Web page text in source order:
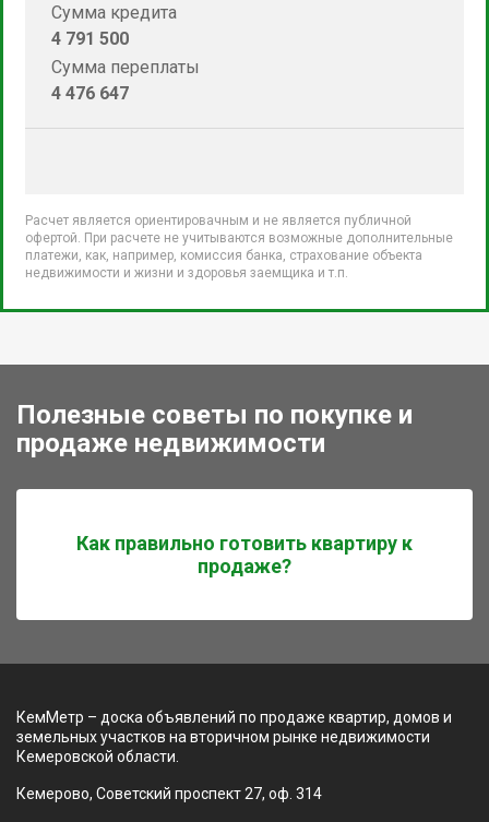
Сумма кредита
4 791 500
Сумма переплаты
4 476 647
Расчет является ориентировачным и не является публичной
офертой. При расчете не учитываются возможные дополнительные
платежи, как, например, комиссия банка, страхование объекта
недвижимости и жизни и здоровья заемщика и т.п.
Полезные советы по покупке и
продаже недвижимости
Как правильно готовить квартиру к
продаже?
КемМетр – доска объявлений по продаже квартир, домов и
земельных участков на вторичном рынке недвижимости
Кемеровской области.
Кемерово, Советский проспект 27, оф. 314